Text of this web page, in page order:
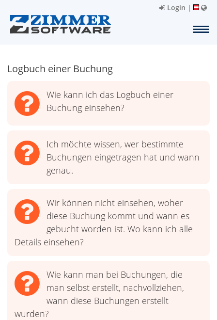
Login |
Logbuch einer Buchung
Wie kann ich das Logbuch einer
Buchung einsehen?
Ich möchte wissen, wer bestimmte
Buchungen eingetragen hat und wann
genau.
Wir können nicht einsehen, woher
diese Buchung kommt und wann es
gebucht worden ist. Wo kann ich alle
Details einsehen?
Wie kann man bei Buchungen, die
man selbst erstellt, nachvollziehen,
wann diese Buchungen erstellt
wurden?